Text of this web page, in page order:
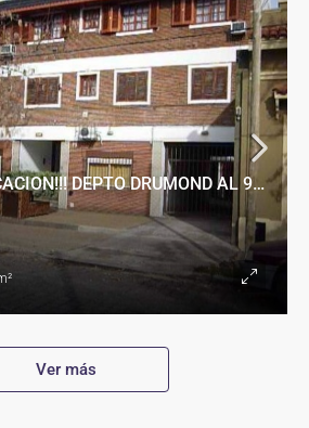
EXCELENTE UBICACION!!! DEPTO DRUMOND AL 900
Ver más